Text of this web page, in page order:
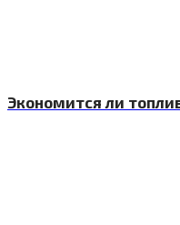
Экономится ли